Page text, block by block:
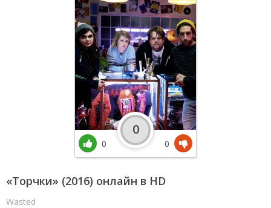
«Торчки» (2016) онлайн в HD
Wasted
0
0
0